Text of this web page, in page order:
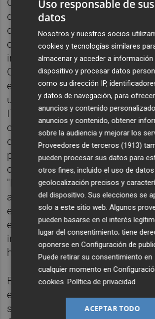
de la provincia afectados por la
de las dos ITV de la Plana
cuatro centros alternativos para
inspección de sus vehículos:
Cantavieja, en la provincia de
están masificados pero se
un centenar de kilómetros de
ITV de Vinaròs, que concede la
con una demora de dos
del Puerto de Sagunto, en el
provincia de Valencia, que
con las mismas cinco semanas
"En este último caso también se
acudir sin cita previa, pero hay
espera de hasta cinco horas, por
es recomendable llevar el
inspección sin concertar antes
hora", remarcan desde la
El envejecimiento del parque
es el principal factor que explica
saturación de las ITV. La
Uso responsable de sus
datos
Nosotros y nuestros socios
cookies y tecnologías similares
almacenar y acceder a información
dispositivo y procesar datos
como su dirección IP,
y datos de navegación, para ofrecer
anuncios y contenido
anuncios y contenido, obtener
sobre la audiencia y mejorar los
Proveedores de terceros (1913)
pueden procesar sus datos para
otros fines, incluido el uso de
geolocalización precisos y
del dispositivo. Sus elecciones se
solo a este sitio web. Algunos
pueden basarse en el interés
lugar del consentimiento; tiene
oponerse enConfiguración de
Puede retirar su consentimiento en
cualquier momento en
cookies.Política de privacidad
ACEPTAR TODO